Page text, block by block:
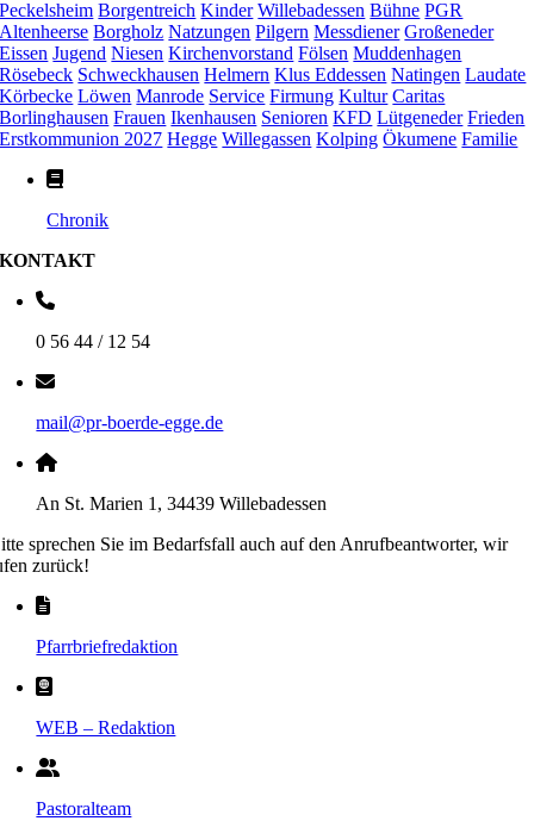
Peckelsheim Borgentreich Kinder Willebadessen Bühne PGR
Altenheerse Borgholz Natzungen Pilgern Messdiener Großeneder
Eissen Jugend Niesen Kirchenvorstand Fölsen Muddenhagen
Rösebeck Schweckhausen Helmern Klus Eddessen Natingen Laudate
Körbecke Löwen Manrode Service Firmung Kultur Caritas
Borlinghausen Frauen Ikenhausen Senioren KFD Lütgeneder Frieden
Erstkommunion 2027 Hegge Willegassen Kolping Ökumene Familie
Chronik
KONTAKT
0 56 44 / 12 54
mail@pr-boerde-egge.de
An St. Marien 1, 34439 Willebadessen
sprechen Sie im Bedarfsfall auch auf den Anrufbeantworter, wir
zurück!
Pfarrbriefredaktion
WEB – Redaktion
Pastoralteam